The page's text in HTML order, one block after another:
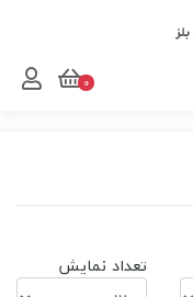
تعداد نمایش
0